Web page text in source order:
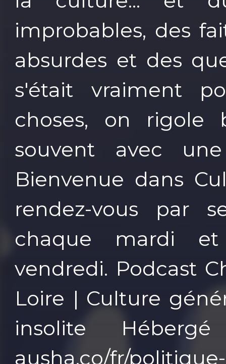
improbables, des
absurdes et des
s'était vraiment
choses, on rigole
souvent avec
Bienvenue dans
rendez-vous par
chaque mardi
vendredi. Podcast
Loire | Culture
insolite
ausha.co/fr/